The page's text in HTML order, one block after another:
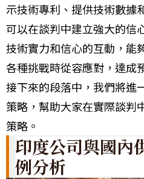
示技術專利、提供技術數據
可以在談判中建立強大的信
技術實力和信心的互動，能
各種挑戰時從容應對，達成
接下來的段落中，我們將進
策略，幫助大家在實際談判
策略。
印度公司與國內
例分析